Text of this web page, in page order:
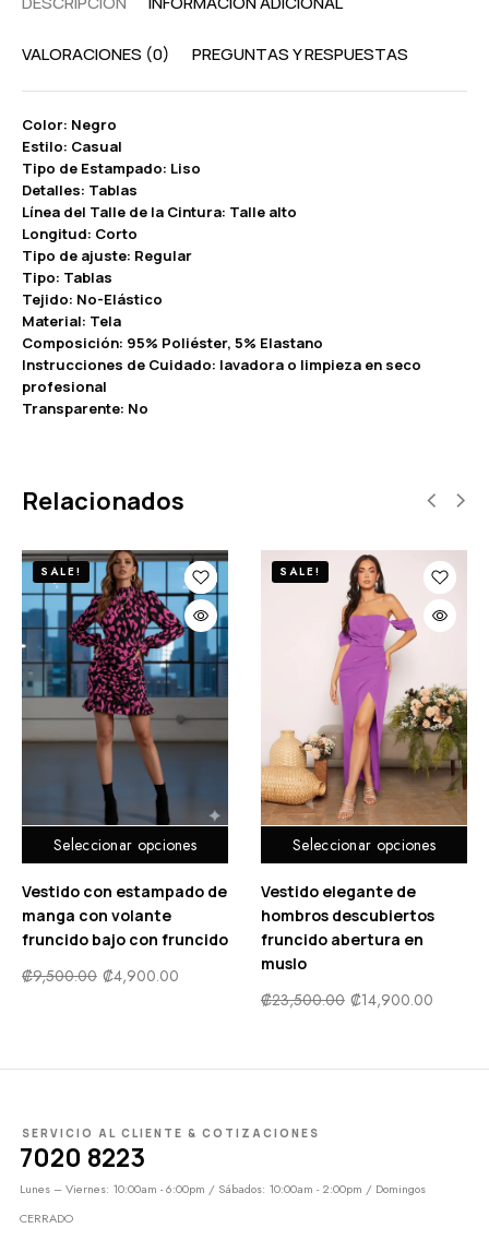
VALORACIONES (0) PREGUNTAS Y RESPUESTAS
Color: Negro
Estilo: Casual
Tipo de Estampado: Liso
Detalles: Tablas
Línea del Talle de la Cintura: Talle alto
Longitud: Corto
Tipo de ajuste: Regular
Tipo: Tablas
Tejido: No-Elástico
Material: Tela
Composición: 95% Poliéster, 5% Elastano
Instrucciones de Cuidado: lavadora o limpieza en seco
profesional
Transparente: No
Relacionados
Seleccionar opciones
SALE!
Vestido con estampado de
manga con volante
fruncido bajo con fruncido
₡9,500.00 ₡4,900.00
Seleccionar opciones
SALE!
Vestido elegante de
hombros descubiertos
fruncido abertura en
muslo
₡23,500.00 ₡14,900.00
SERVICIO AL CLIENTE & COTIZACIONES
7020 8223
Lunes – Viernes: 10:00am - 6:00pm / Sábados: 10:00am - 2:00pm / Domingos
CERRADO